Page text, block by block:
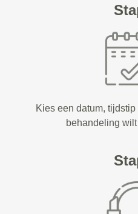
Kies een datum,
behandeling